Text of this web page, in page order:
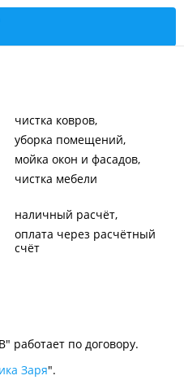
чистка ковров
уборка помещений
мойка окон и фасадов
чистка мебели
наличный расчёт
оплата через расчётный
счёт
работает по договору.
Заря".